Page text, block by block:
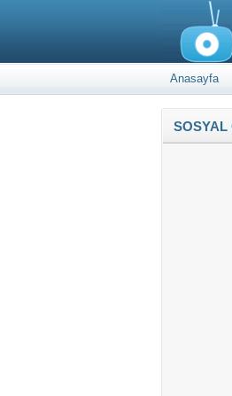
Anasayfa
SOSYAL